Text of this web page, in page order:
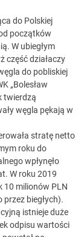
do Polskiej
początków
W ubiegłym
część działaczy
do pobliskiej
„Bolesław
twierdzą
węgla pękają w
stratę netto
roku do
wpłynęło
W roku 2019
10 milionów PLN
biegłych).
istnieje duże
odpisu wartości